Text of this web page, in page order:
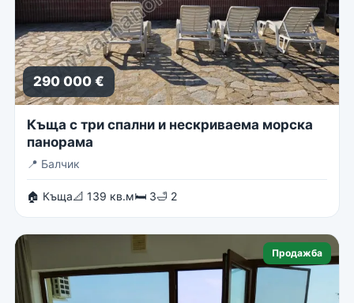
290 000 €
Къща с три спални и нескриваема морска
панорама
📍 Балчик
🏠 Къща📐 139 кв.м🛏 3🛁 2
Продажба